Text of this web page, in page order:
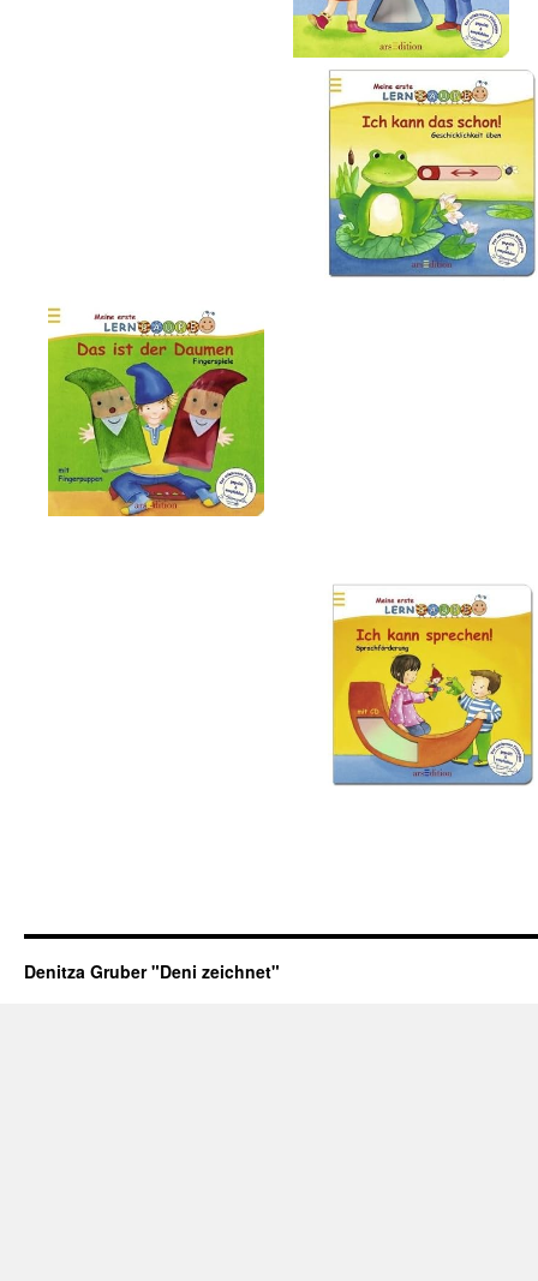
Denitza Gruber "Deni zeichnet"